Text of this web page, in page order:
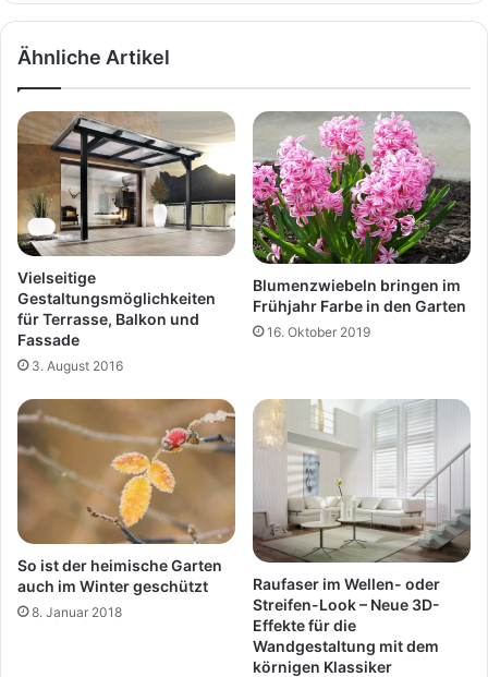
Ähnliche Artikel
Vielseitige
Gestaltungsmöglichkeiten
für Terrasse, Balkon und
Fassade
3. August 2016
Blumenzwiebeln bringen im
Frühjahr Farbe in den Garten
16. Oktober 2019
So ist der heimische Garten
auch im Winter geschützt
8. Januar 2018
Raufaser im Wellen- oder
Streifen-Look – Neue 3D-
Effekte für die
Wandgestaltung mit dem
körnigen Klassiker